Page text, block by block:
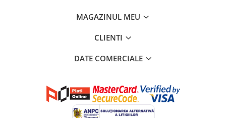
MAGAZINUL MEU
CLIENTI
DATE COMERCIALE